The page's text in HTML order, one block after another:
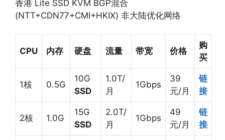
香港 Lite SSD KVM BGP混合
(NTT+CDN77+CMI+HKIX) 非大陆优化网络
CPU 内存 硬盘 流量 带宽 价格
购
买
1核 0.5G
10G
SSD
1.0T/
月
1Gbps
39
元/月
链
接
2核 1.0G
15G
SSD
2.0T/
月
1Gbps
49
元/月
链
接